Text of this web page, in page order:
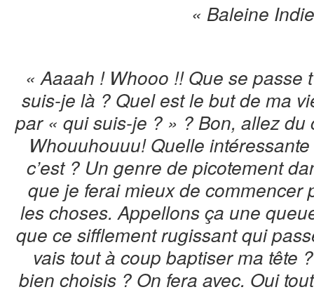
« Baleine
« Aaaah ! Whooo !! Que se passe
suis-je là ? Quel est le but de ma
par « qui suis-je ? » ? Bon, allez
Whouuhouuu! Quelle
c’est ? Un genre de picotement
que je ferai mieux de commencer
les choses. Appellons ça une
que ce sifflement rugissant qui
vais tout à coup baptiser ma tête
bien choisis ? On fera avec. Oui